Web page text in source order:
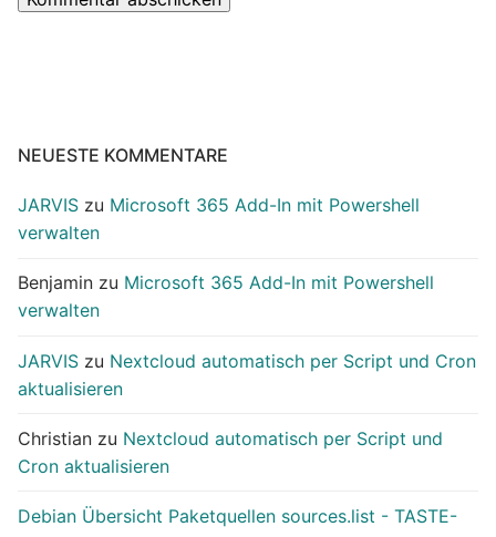
NEUESTE KOMMENTARE
JARVIS zu Microsoft 365 Add-In mit Powershell
verwalten
Benjamin zu Microsoft 365 Add-In mit Powershell
verwalten
JARVIS zu Nextcloud automatisch per Script und Cron
aktualisieren
Christian zu Nextcloud automatisch per Script und
Cron aktualisieren
Debian Übersicht Paketquellen sources.list - TASTE-